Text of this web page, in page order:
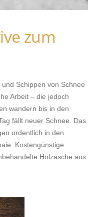
zum
Schippen von Schnee
Arbeit – die jedoch
wandern bis in den
fällt neuer Schnee. Das
ordentlich in den
Kostengünstige
Holzasche aus